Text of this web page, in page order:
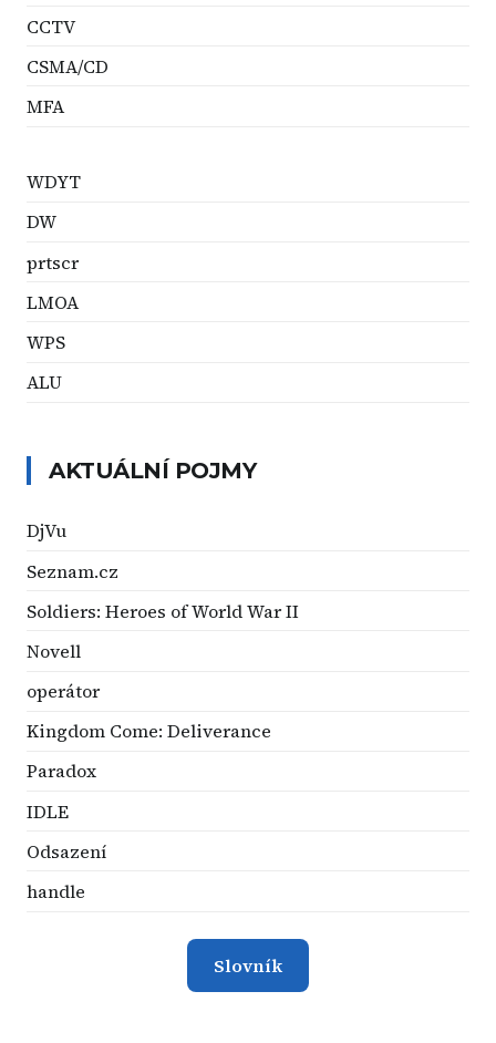
CCTV
CSMA/CD
MFA
WDYT
DW
prtscr
LMOA
WPS
ALU
AKTUÁLNÍ POJMY
DjVu
Seznam.cz
Soldiers: Heroes of World War II
Novell
operátor
Kingdom Come: Deliverance
Paradox
IDLE
Odsazení
handle
Slovník